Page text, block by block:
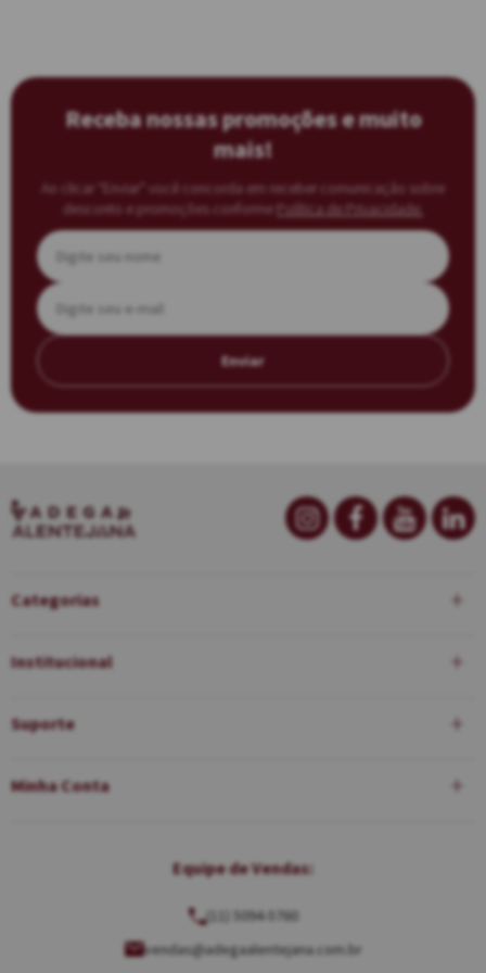
Receba nossas promoções e muito
mais!
Ao clicar “Enviar” você concorda em receber comunicação sobre
desconto e promoções conforme
Política de Privacidade.
Enviar
Categorias
Institucional
Suporte
Minha Conta
Equipe de Vendas:
(11) 5094-5760
vendas@adegaalentejana.com.br